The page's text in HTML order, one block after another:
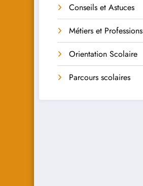
Conseils et Astuces
Métiers et Professions
Orientation Scolaire
Parcours scolaires